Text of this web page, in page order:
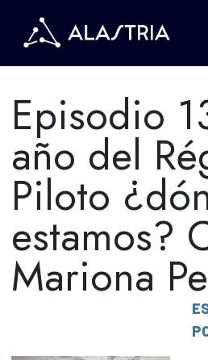
Episodio
año del
Piloto
estamos?
Mariona